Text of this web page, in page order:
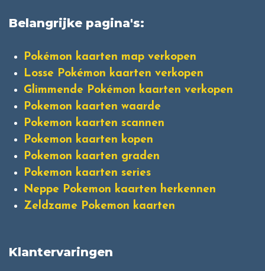
Belangrijke pagina's:
Pokémon kaarten map verkopen
Losse Pokémon kaarten verkopen
Glimmende Pokémon kaarten verkopen
Pokemon kaarten waarde
Pokemon kaarten scannen
Pokemon kaarten kopen
Pokemon kaarten graden
Pokemon kaarten series
Neppe Pokemon kaarten herkennen
Zeldzame Pokemon kaarten
Klantervaringen